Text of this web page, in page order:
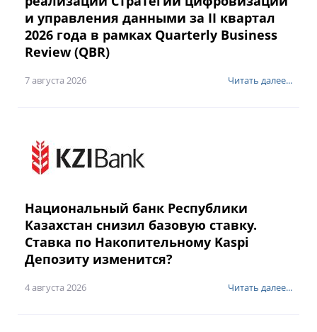
и управления данными за II квартал
2026 года в рамках Quarterly Business
Review (QBR)
7 августа 2026 Читать далее...
Национальный банк Республики
Казахстан снизил базовую ставку.
Ставка по Накопительному Kaspi
Депозиту изменится?
4 августа 2026 Читать далее...